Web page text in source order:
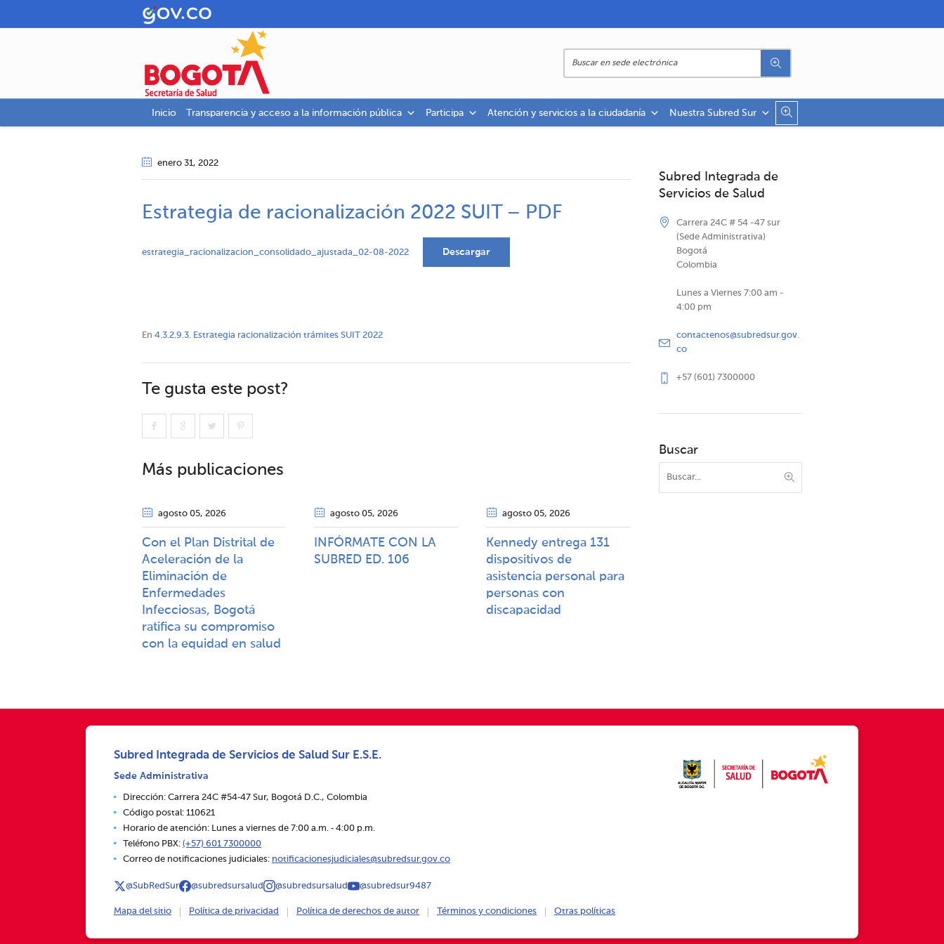
Inicio Transparencia y acceso a la información pública Participa Atención y servicios a la ciudadanía Nuestra Subred Sur
enero 31, 2022
Estrategia de racionalización 2022 SUIT – PDF
estrategia_racionalizacion_consolidado_ajustada_02-08-2022 Descargar
En 4.3.2.9.3. Estrategia racionalización trámites SUIT 2022
Te gusta este post?
Más publicaciones
agosto 05, 2026
Con el Plan Distrital de
Aceleración de la
Eliminación de
Enfermedades
Infecciosas, Bogotá
ratifica su compromiso
con la equidad en salud
agosto 05, 2026
INFÓRMATE CON LA
SUBRED ED. 106
agosto 05, 2026
Kennedy entrega 131
dispositivos de
asistencia personal para
personas con
discapacidad​​
Subred Integrada de
Servicios de Salud
Carrera 24C # 54 -47 sur
(Sede Administrativa)
Bogotá
Colombia
Lunes a Viernes 7:00 am -
4:00 pm
contactenos@subredsur.gov.
co
+57 (601) 7300000
Buscar
Subred Integrada de Servicios de Salud Sur E.S.E.
Sede Administrativa
Dirección: Carrera 24C #54‑47 Sur, Bogotá D.C., Colombia
Código postal: 110621
Horario de atención: Lunes a viernes de 7:00 a.m. ‑ 4:00 p.m.
Teléfono PBX: (+57) 601 7300000
Correo de notificaciones judiciales: notificacionesjudiciales@subredsur.gov.co
@SubRedSur @subredsursalud @subredsursalud @subredsur9487
Mapa del sitio Política de privacidad Política de derechos de autor Términos y condiciones Otras políticas